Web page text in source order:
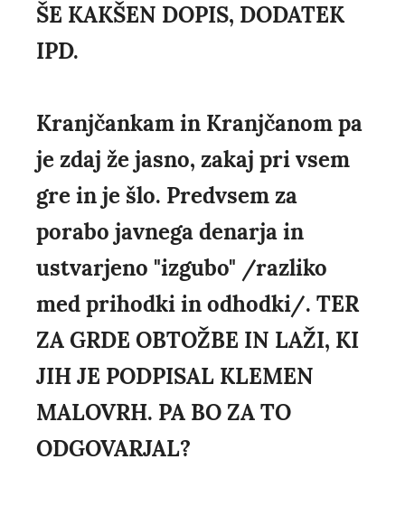
ŠE KAKŠEN DOPIS, DODATEK
IPD.
Kranjčankam in Kranjčanom pa
je zdaj že jasno, zakaj pri vsem
gre in je šlo. Predvsem za
porabo javnega denarja in
ustvarjeno "izgubo" /razliko
med prihodki in odhodki/. TER
ZA GRDE OBTOŽBE IN LAŽI, KI
JIH JE PODPISAL KLEMEN
MALOVRH. PA BO ZA TO
ODGOVARJAL?